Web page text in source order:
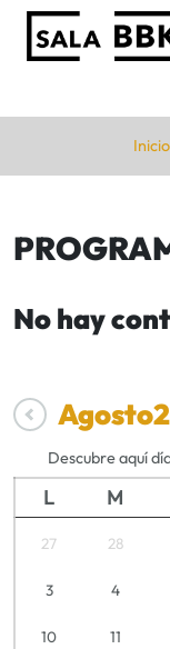
Inicio
No hay
Agosto
Descubre aquí
L M
27 28
3 4
10 11